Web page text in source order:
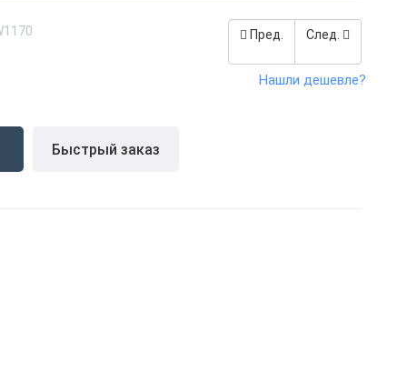
Пред. След.
Быстрый заказ
Нашли дешевле?